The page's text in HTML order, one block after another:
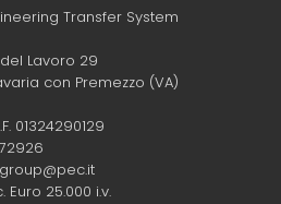
Transfer System
Lavoro 29
con Premezzo (VA)
01324290129
Euro 25.000 i.v.